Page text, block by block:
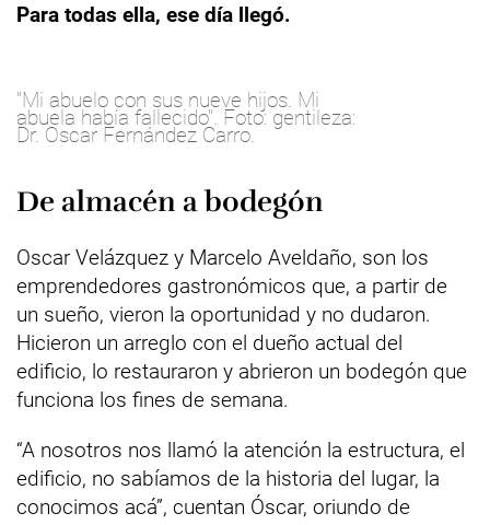
Para todas ella, ese día llegó.
"Mi abuelo con sus nueve hijos. Mi
abuela había fallecido". Foto: gentileza:
Dr. Oscar Fernández Carro.
De almacén a bodegón
Oscar Velázquez y Marcelo Aveldaño, son los
emprendedores gastronómicos que, a partir de
un sueño, vieron la oportunidad y no dudaron.
Hicieron un arreglo con el dueño actual del
edificio, lo restauraron y abrieron un bodegón que
funciona los fines de semana.
“A nosotros nos llamó la atención la estructura, el
edificio, no sabíamos de la historia del lugar, la
conocimos acá”, cuentan Óscar, oriundo de